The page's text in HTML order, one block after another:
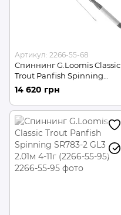
Артикул: 2266-55-68
Спиннинг G.Loomis Classic
Trout Panfish Spinning
SR843-2 GL3 2.13м 1.75-10.5г
(2266-55-68)
14 620 грн